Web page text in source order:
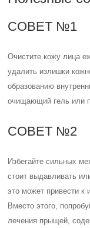
СОВЕТ №1
Очистите кожу лица
удалить излишки
образованию
очищающий гель или
СОВЕТ №2
Избегайте сильных
стоит выдавливать
это может привести к
Вместо этого,
лечения прыщей,